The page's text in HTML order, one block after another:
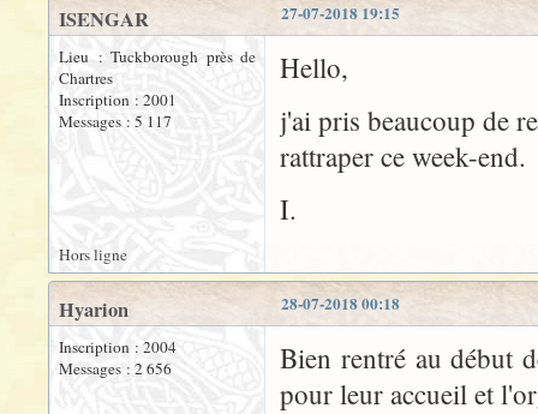
27-07-2018 19:15
ISENGAR
Lieu : Tuckborough près de
Chartres
Inscription : 2001
Messages : 5 117
Hello,
j'ai pris beaucoup de
rattraper ce week-end.
I.
Hors ligne
28-07-2018 00:18
Hyarion
Inscription : 2004
Messages : 2 656
Bien rentré au début
pour leur accueil et